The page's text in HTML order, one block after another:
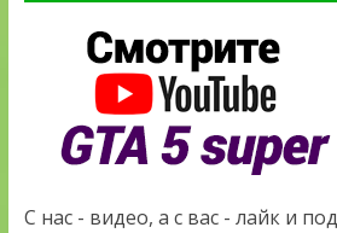
С нас - видео, а с вас - лайк и